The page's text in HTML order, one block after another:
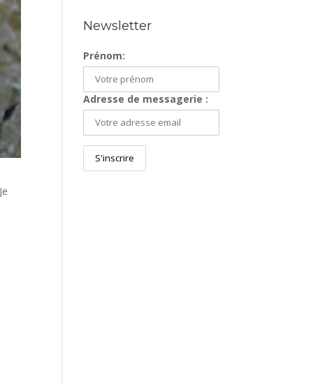
Newsletter
Prénom:
Adresse de messagerie :